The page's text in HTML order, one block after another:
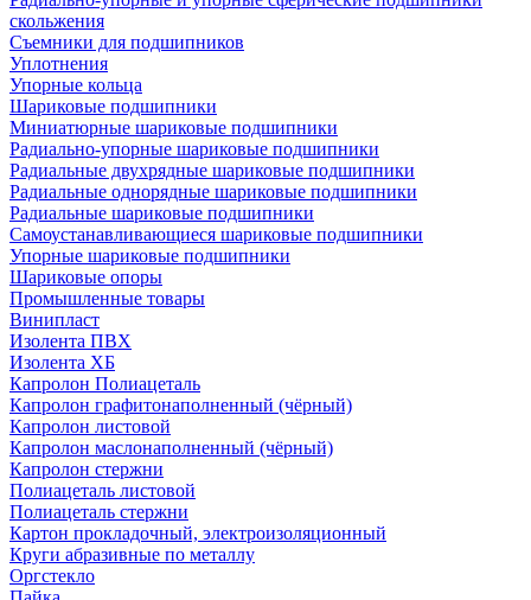
скольжения
Съемники для подшипников
Уплотнения
Упорные кольца
Шариковые подшипники
Миниатюрные шариковые подшипники
Радиально-упорные шариковые подшипники
Радиальные двухрядные шариковые подшипники
Радиальные однорядные шариковые подшипники
Радиальные шариковые подшипники
Самоустанавливающиеся шариковые подшипники
Упорные шариковые подшипники
Шариковые опоры
Промышленные товары
Винипласт
Изолента ПВХ
Изолента ХБ
Капролон Полиацеталь
Капролон графитонаполненный (чёрный)
Капролон листовой
Капролон маслонаполненный (чёрный)
Капролон стержни
Полиацеталь листовой
Полиацеталь стержни
Картон прокладочный, электроизоляционный
Круги абразивные по металлу
Оргстекло